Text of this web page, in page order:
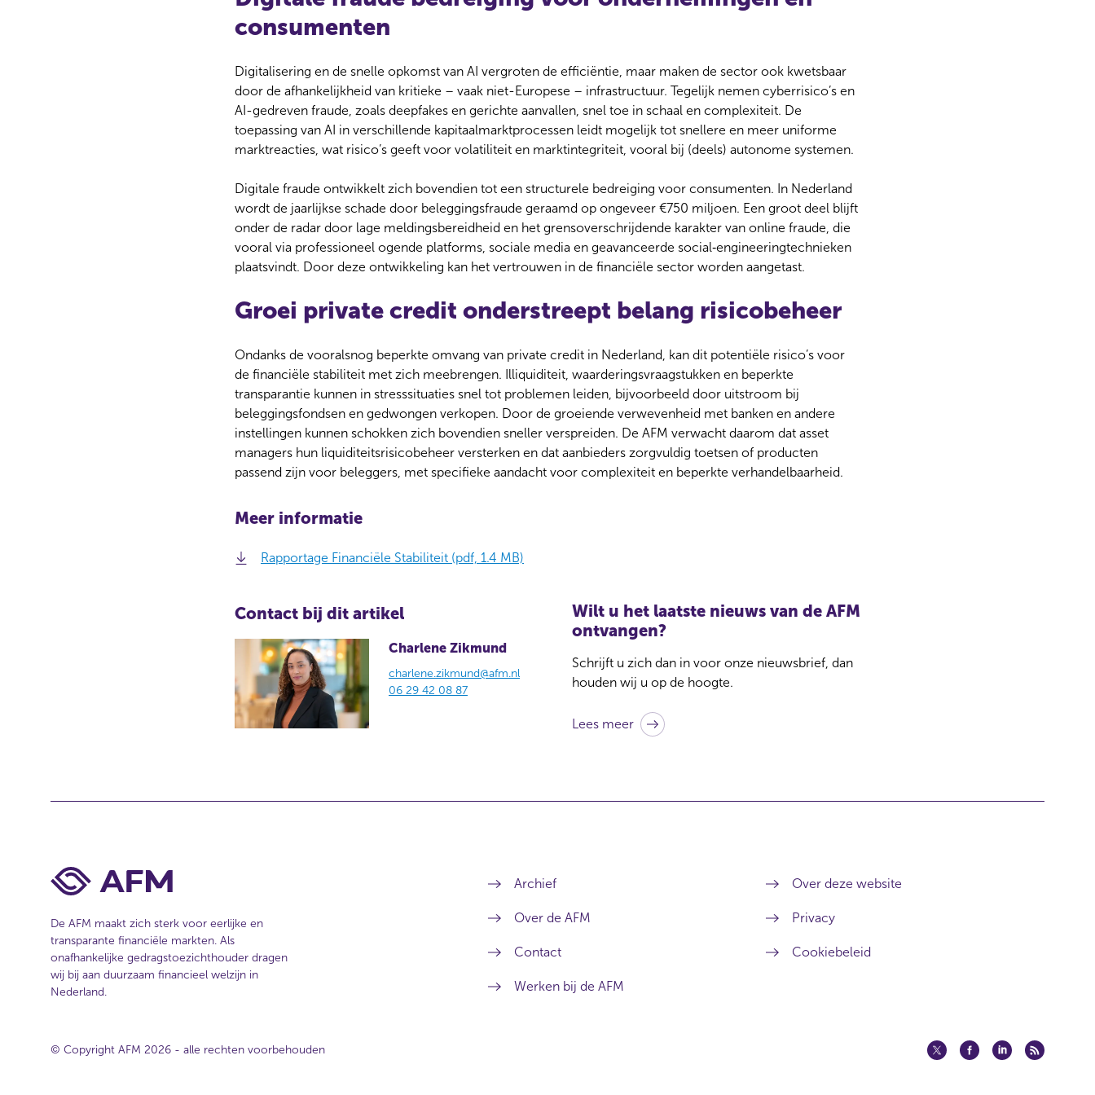
consumenten
Digitalisering en de snelle opkomst van AI vergroten de efficiëntie, maar maken de sector ook kwetsbaar
door de afhankelijkheid van kritieke – vaak niet-Europese – infrastructuur. Tegelijk nemen cyberrisico’s en
AI-gedreven fraude, zoals deepfakes en gerichte aanvallen, snel toe in schaal en complexiteit. De
toepassing van AI in verschillende kapitaalmarktprocessen leidt mogelijk tot snellere en meer uniforme
marktreacties, wat risico’s geeft voor volatiliteit en marktintegriteit, vooral bij (deels) autonome systemen.
Digitale fraude ontwikkelt zich bovendien tot een structurele bedreiging voor consumenten. In Nederland
wordt de jaarlijkse schade door beleggingsfraude geraamd op ongeveer €750 miljoen. Een groot deel blijft
onder de radar door lage meldingsbereidheid en het grensoverschrijdende karakter van online fraude, die
vooral via professioneel ogende platforms, sociale media en geavanceerde social‑engineeringtechnieken
plaatsvindt. Door deze ontwikkeling kan het vertrouwen in de financiële sector worden aangetast.
Groei private credit onderstreept belang risicobeheer
Ondanks de vooralsnog beperkte omvang van private credit in Nederland, kan dit potentiële risico’s voor
de financiële stabiliteit met zich meebrengen. Illiquiditeit, waarderingsvraagstukken en beperkte
transparantie kunnen in stresssituaties snel tot problemen leiden, bijvoorbeeld door uitstroom bij
beleggingsfondsen en gedwongen verkopen. Door de groeiende verwevenheid met banken en andere
instellingen kunnen schokken zich bovendien sneller verspreiden. De AFM verwacht daarom dat asset
managers hun liquiditeitsrisicobeheer versterken en dat aanbieders zorgvuldig toetsen of producten
passend zijn voor beleggers, met specifieke aandacht voor complexiteit en beperkte verhandelbaarheid.
Meer informatie
Rapportage Financiële Stabiliteit (pdf, 1.4 MB)
Contact bij dit artikel
Charlene Zikmund
charlene.zikmund@afm.nl
06 29 42 08 87
Wilt u het laatste nieuws van de AFM
ontvangen?
Schrijft u zich dan in voor onze nieuwsbrief, dan
houden wij u op de hoogte.
Lees meer
Archief
Over de AFM
Contact
Werken bij de AFM
Over deze website
Privacy
Cookiebeleid
De AFM maakt zich sterk voor eerlijke en
transparante financiële markten. Als
onafhankelijke gedragstoezichthouder dragen
wij bij aan duurzaam financieel welzijn in
Nederland.
© Copyright AFM 2026 - alle rechten voorbehouden